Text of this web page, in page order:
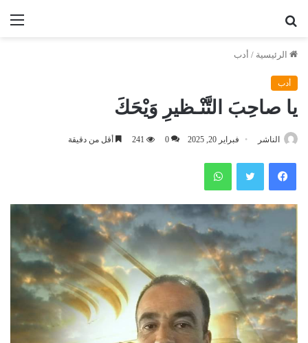
الرئيسية / أدب
أدب
يا صاحِبَ التَّنْـظيرِ وَيْحَكَ
الناشر فبراير 20, 2025 0
241 أقل من دقيقة
فيسبوك تويتر واتساب